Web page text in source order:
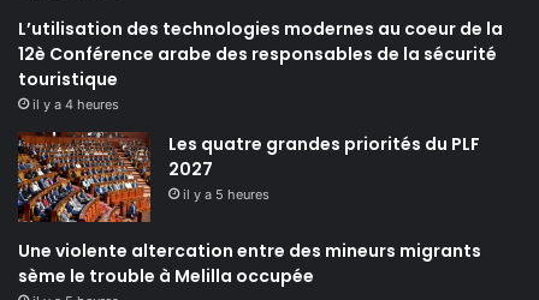
L’utilisation des technologies modernes au coeur de la
12è Conférence arabe des responsables de la sécurité
touristique
il y a 4 heures
Les quatre grandes priorités du PLF
2027
il y a 5 heures
Une violente altercation entre des mineurs migrants
sème le trouble à Melilla occupée